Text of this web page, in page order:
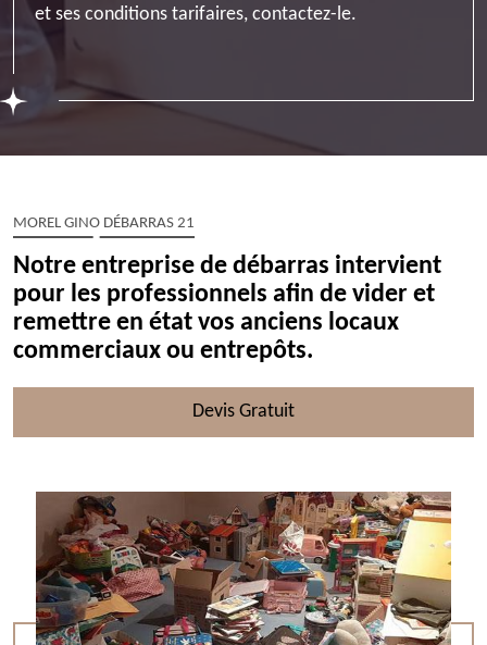
et ses conditions tarifaires, contactez-le.
MOREL GINO DÉBARRAS 21
Notre entreprise de débarras intervient
pour les professionnels afin de vider et
remettre en état vos anciens locaux
commerciaux ou entrepôts.
Devis Gratuit